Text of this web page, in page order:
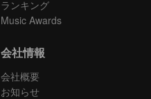
ランキング
Music Awards
会社情報
会社概要
お知らせ